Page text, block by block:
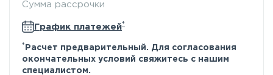
Сумма рассрочки
График платежей*
* Расчет предварительный. Для согласования
окончательных условий свяжитесь с нашим
специалистом.